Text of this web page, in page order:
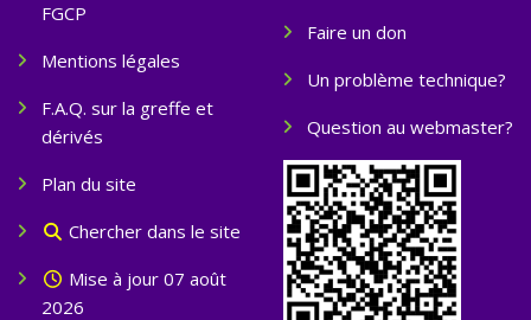
FGCP
Mentions légales
F.A.Q. sur la greffe et
dérivés
Plan du site
Chercher dans le site
Mise à jour 07 août
2026
Faire un don
Un problème technique?
Question au webmaster?